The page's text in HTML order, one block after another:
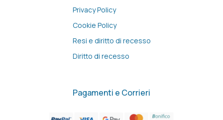
Privacy Policy
Cookie Policy
Resi e diritto di recesso
Diritto di recesso
Pagamenti e Corrieri